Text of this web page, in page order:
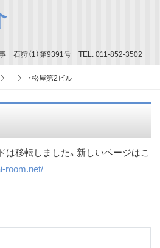
石狩（1）第9391号 TEL: 011-852-3502
・松屋第2ビル
移転しました。新しいページはこ
room.net/